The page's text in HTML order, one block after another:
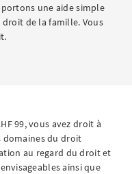
une aide simple
de la famille. Vous
99, vous avez droit à
domaines du droit
au regard du droit et
ainsi que